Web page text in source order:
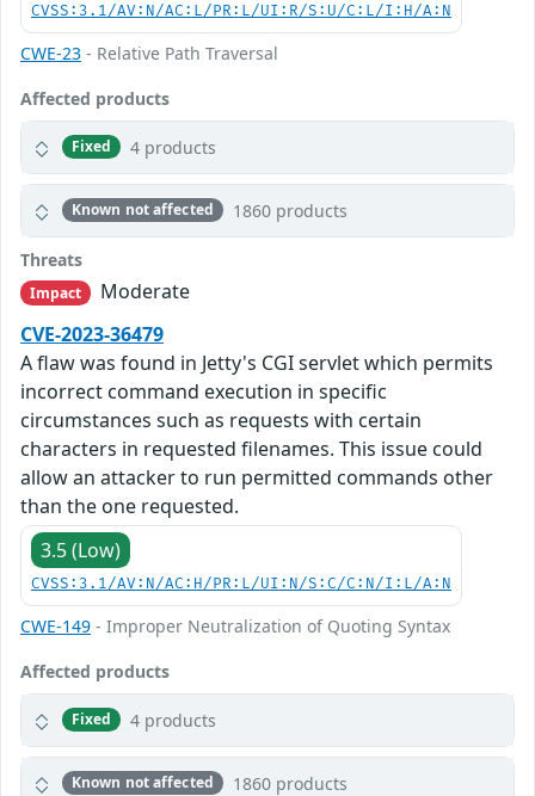
CVSS:3.1/AV:N/AC:L/PR:L/UI:R/S:U/C:L/I:H/A:N
CWE-23 - Relative Path Traversal
Affected products
Fixed 4 products
Known not affected 1860 products
Threats
Impact
Moderate
CVE-2023-36479
A flaw was found in Jetty's CGI servlet which permits
incorrect command execution in specific
circumstances such as requests with certain
characters in requested filenames. This issue could
allow an attacker to run permitted commands other
than the one requested.
3.5 (Low)
CVSS:3.1/AV:N/AC:H/PR:L/UI:N/S:C/C:N/I:L/A:N
CWE-149 - Improper Neutralization of Quoting Syntax
Affected products
Fixed 4 products
Known not affected 1860 products